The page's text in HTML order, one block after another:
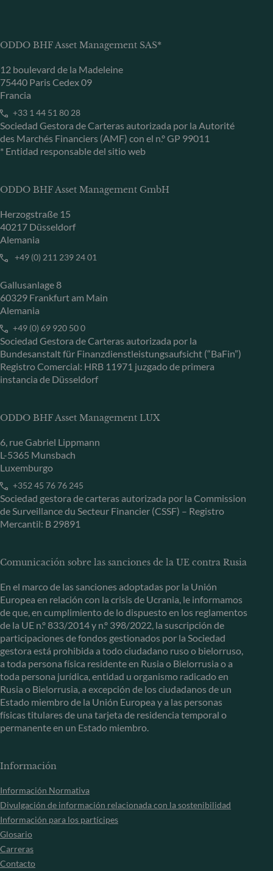
ODDO BHF Asset Management SAS*
12 boulevard de la Madeleine
75440 Paris Cedex 09
Francia
+33 1 44 51 80 28
Sociedad Gestora de Carteras autorizada por la Autorité
des Marchés Financiers (AMF) con el n.º GP 99011
* Entidad responsable del sitio web
ODDO BHF Asset Management GmbH
Herzogstraße 15
40217 Düsseldorf
Alemania
+49 (0) 211 239 24 01
Gallusanlage 8
60329 Frankfurt am Main
Alemania
+49 (0) 69 920 50 0
Sociedad Gestora de Carteras autorizada por la
Bundesanstalt für Finanzdienstleistungsaufsicht (“BaFin”)
Registro Comercial: HRB 11971 juzgado de primera
instancia de Düsseldorf
ODDO BHF Asset Management LUX
6, rue Gabriel Lippmann
L-5365 Munsbach
Luxemburgo
+352 45 76 76 245
Sociedad gestora de carteras autorizada por la Commission
de Surveillance du Secteur Financier (CSSF) – Registro
Mercantil: B 29891
Comunicación sobre las sanciones de la UE contra Rusia
En el marco de las sanciones adoptadas por la Unión
Europea en relación con la crisis de Ucrania, le informamos
de que, en cumplimiento de lo dispuesto en los reglamentos
de la UE n.º 833/2014 y n.º 398/2022, la suscripción de
participaciones de fondos gestionados por la Sociedad
gestora está prohibida a todo ciudadano ruso o bielorruso,
a toda persona física residente en Rusia o Bielorrusia o a
toda persona jurídica, entidad u organismo radicado en
Rusia o Bielorrusia, a excepción de los ciudadanos de un
Estado miembro de la Unión Europea y a las personas
físicas titulares de una tarjeta de residencia temporal o
permanente en un Estado miembro.
Información
Información Normativa
Divulgación de información relacionada con la sostenibilidad
Información para los partícipes
Glosario
Carreras
Contacto